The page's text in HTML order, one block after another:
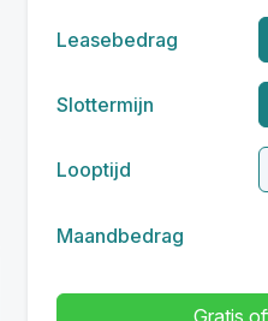
Leasebedrag
Slottermijn
Looptijd
Maandbedrag
Gratis